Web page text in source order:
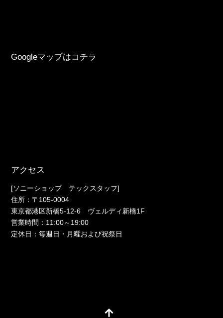
Googleマップはコチラ
アクセス
[ソニーショップ テックスタッフ]
住所：〒105-0004
東京都港区新橋5-12-6 ヴェルディ新橋1F
営業時間：11:00～19:00
定休日：毎週日・月曜および祝祭日